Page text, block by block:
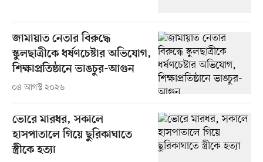
জামায়াত নেতার বিরুদ্ধে
স্কুলছাত্রীকে ধর্ষণচেষ্টার অভিযোগ,
শিক্ষাপ্রতিষ্ঠানে ভাঙচুর-আগুন
০৪ আগস্ট ২০২৬
ভোরে মারধর, সকালে
হাসপাতালে গিয়ে ছুরিকাঘাতে
স্ত্রীকে হত্যা